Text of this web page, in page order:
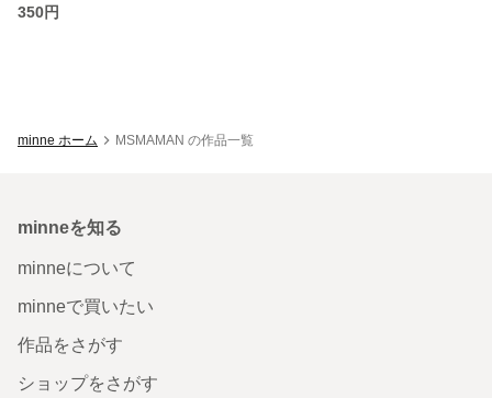
350円
minne ホーム MSMAMAN の作品一覧
minneを知る
minneについて
minneで買いたい
作品をさがす
ショップをさがす